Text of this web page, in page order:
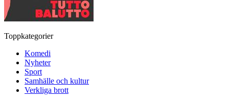
Toppkategorier
Komedi
Nyheter
Sport
Samhälle och kultur
Verkliga brott